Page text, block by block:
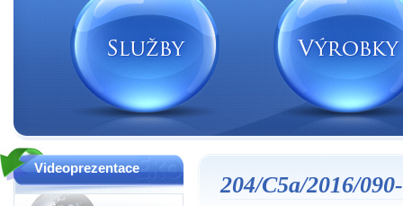
204/C5a/2016/
Videoprezentace